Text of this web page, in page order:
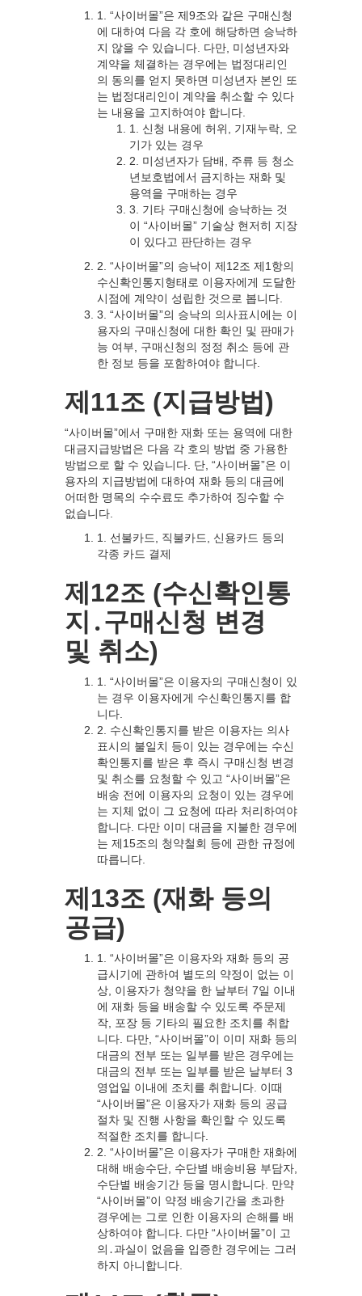
1. “사이버몰”은 제9조와 같은 구매신청
에 대하여 다음 각 호에 해당하면 승낙하
지 않을 수 있습니다. 다만, 미성년자와
계약을 체결하는 경우에는 법정대리인
의 동의를 얻지 못하면 미성년자 본인 또
는 법정대리인이 계약을 취소할 수 있다
는 내용을 고지하여야 합니다.
1. 신청 내용에 허위, 기재누락, 오
기가 있는 경우
2. 미성년자가 담배, 주류 등 청소
년보호법에서 금지하는 재화 및
용역을 구매하는 경우
3. 기타 구매신청에 승낙하는 것
이 “사이버몰” 기술상 현저히 지장
이 있다고 판단하는 경우
2. “사이버몰”의 승낙이 제12조 제1항의
수신확인통지형태로 이용자에게 도달한
시점에 계약이 성립한 것으로 봅니다.
3. “사이버몰”의 승낙의 의사표시에는 이
용자의 구매신청에 대한 확인 및 판매가
능 여부, 구매신청의 정정 취소 등에 관
한 정보 등을 포함하여야 합니다.
제11조 (지급방법)
“사이버몰”에서 구매한 재화 또는 용역에 대한
대금지급방법은 다음 각 호의 방법 중 가용한
방법으로 할 수 있습니다. 단, “사이버몰”은 이
용자의 지급방법에 대하여 재화 등의 대금에
어떠한 명목의 수수료도 추가하여 징수할 수
없습니다.
1. 선불카드, 직불카드, 신용카드 등의
각종 카드 결제
제12조 (수신확인통
지․구매신청 변경
및 취소)
1. “사이버몰”은 이용자의 구매신청이 있
는 경우 이용자에게 수신확인통지를 합
니다.
2. 수신확인통지를 받은 이용자는 의사
표시의 불일치 등이 있는 경우에는 수신
확인통지를 받은 후 즉시 구매신청 변경
및 취소를 요청할 수 있고 “사이버몰”은
배송 전에 이용자의 요청이 있는 경우에
는 지체 없이 그 요청에 따라 처리하여야
합니다. 다만 이미 대금을 지불한 경우에
는 제15조의 청약철회 등에 관한 규정에
따릅니다.
제13조 (재화 등의
공급)
1. “사이버몰”은 이용자와 재화 등의 공
급시기에 관하여 별도의 약정이 없는 이
상, 이용자가 청약을 한 날부터 7일 이내
에 재화 등을 배송할 수 있도록 주문제
작, 포장 등 기타의 필요한 조치를 취합
니다. 다만, “사이버몰”이 이미 재화 등의
대금의 전부 또는 일부를 받은 경우에는
대금의 전부 또는 일부를 받은 날부터 3
영업일 이내에 조치를 취합니다. 이때
“사이버몰”은 이용자가 재화 등의 공급
절차 및 진행 사항을 확인할 수 있도록
적절한 조치를 합니다.
2. “사이버몰”은 이용자가 구매한 재화에
대해 배송수단, 수단별 배송비용 부담자,
수단별 배송기간 등을 명시합니다. 만약
“사이버몰”이 약정 배송기간을 초과한
경우에는 그로 인한 이용자의 손해를 배
상하여야 합니다. 다만 “사이버몰”이 고
의․과실이 없음을 입증한 경우에는 그러
하지 아니합니다.